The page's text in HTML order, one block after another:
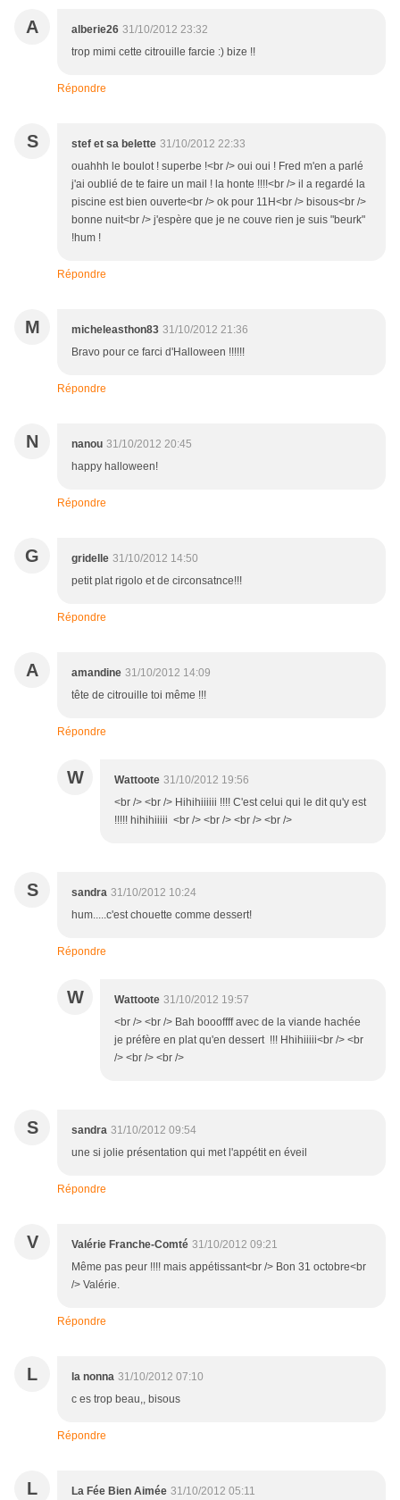
A alberie26 31/10/2012 23:32
trop mimi cette citrouille farcie :) bize !!
Répondre
S stef et sa belette 31/10/2012 22:33
ouahhh le boulot ! superbe !<br /> oui oui ! Fred m'en a parlé
j'ai oublié de te faire un mail ! la honte !!!!<br /> il a regardé la
piscine est bien ouverte<br /> ok pour 11H<br /> bisous<br />
bonne nuit<br /> j'espère que je ne couve rien je suis "beurk"
!hum !
Répondre
M micheleasthon83 31/10/2012 21:36
Bravo pour ce farci d'Halloween !!!!!!
Répondre
N nanou 31/10/2012 20:45
happy halloween!
Répondre
G gridelle 31/10/2012 14:50
petit plat rigolo et de circonsatnce!!!
Répondre
A amandine 31/10/2012 14:09
tête de citrouille toi même !!!
Répondre
W Wattoote 31/10/2012 19:56
<br /> <br /> Hihihiiiiii !!!! C'est celui qui le dit qu'y est
!!!!! hihihiiiii <br /> <br /> <br /> <br />
S sandra 31/10/2012 10:24
hum.....c'est chouette comme dessert!
Répondre
W Wattoote 31/10/2012 19:57
<br /> <br /> Bah boooffff avec de la viande hachée
je préfère en plat qu'en dessert !!! Hhihiiiii<br /> <br
/> <br /> <br />
S sandra 31/10/2012 09:54
une si jolie présentation qui met l'appétit en éveil
Répondre
V Valérie Franche-Comté 31/10/2012 09:21
Même pas peur !!!! mais appétissant<br /> Bon 31 octobre<br
/> Valérie.
Répondre
L la nonna 31/10/2012 07:10
c es trop beau,, bisous
Répondre
L La Fée Bien Aimée 31/10/2012 05:11